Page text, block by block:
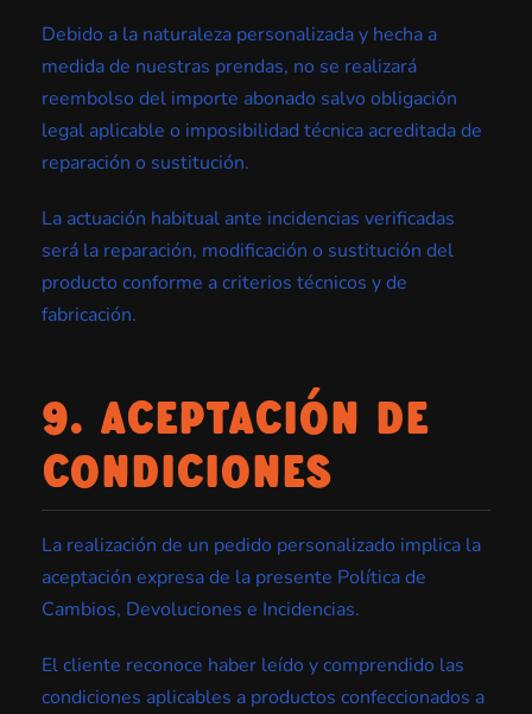
Debido a la naturaleza personalizada y hecha a
medida de nuestras prendas, no se realizará
reembolso del importe abonado salvo obligación
legal aplicable o imposibilidad técnica acreditada de
reparación o sustitución.
La actuación habitual ante incidencias verificadas
será la reparación, modificación o sustitución del
producto conforme a criterios técnicos y de
fabricación.
9. ACEPTACIÓN DE
CONDICIONES
La realización de un pedido personalizado implica la
aceptación expresa de la presente Política de
Cambios, Devoluciones e Incidencias.
El cliente reconoce haber leído y comprendido las
condiciones aplicables a productos confeccionados a